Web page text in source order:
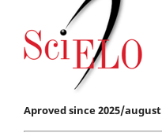
Aproved since 2025/august